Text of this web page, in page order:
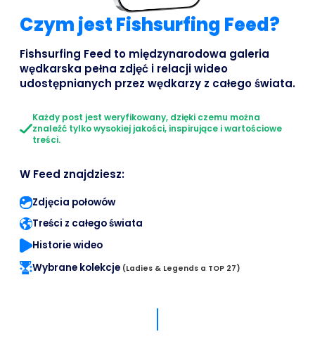
Czym jest Fishsurfing Feed?
Fishsurfing Feed to międzynarodowa galeria
wędkarska pełna zdjęć i relacji wideo
udostępnianych przez wędkarzy z całego świata.
Każdy post jest weryfikowany, dzięki czemu można
znaleźć tylko wysokiej jakości, inspirujące i wartościowe
treści.
W Feed znajdziesz:
Zdjęcia połowów
Treści z całego świata
Historie wideo
Wybrane kolekcje (Ladies & Legends a TOP 27)